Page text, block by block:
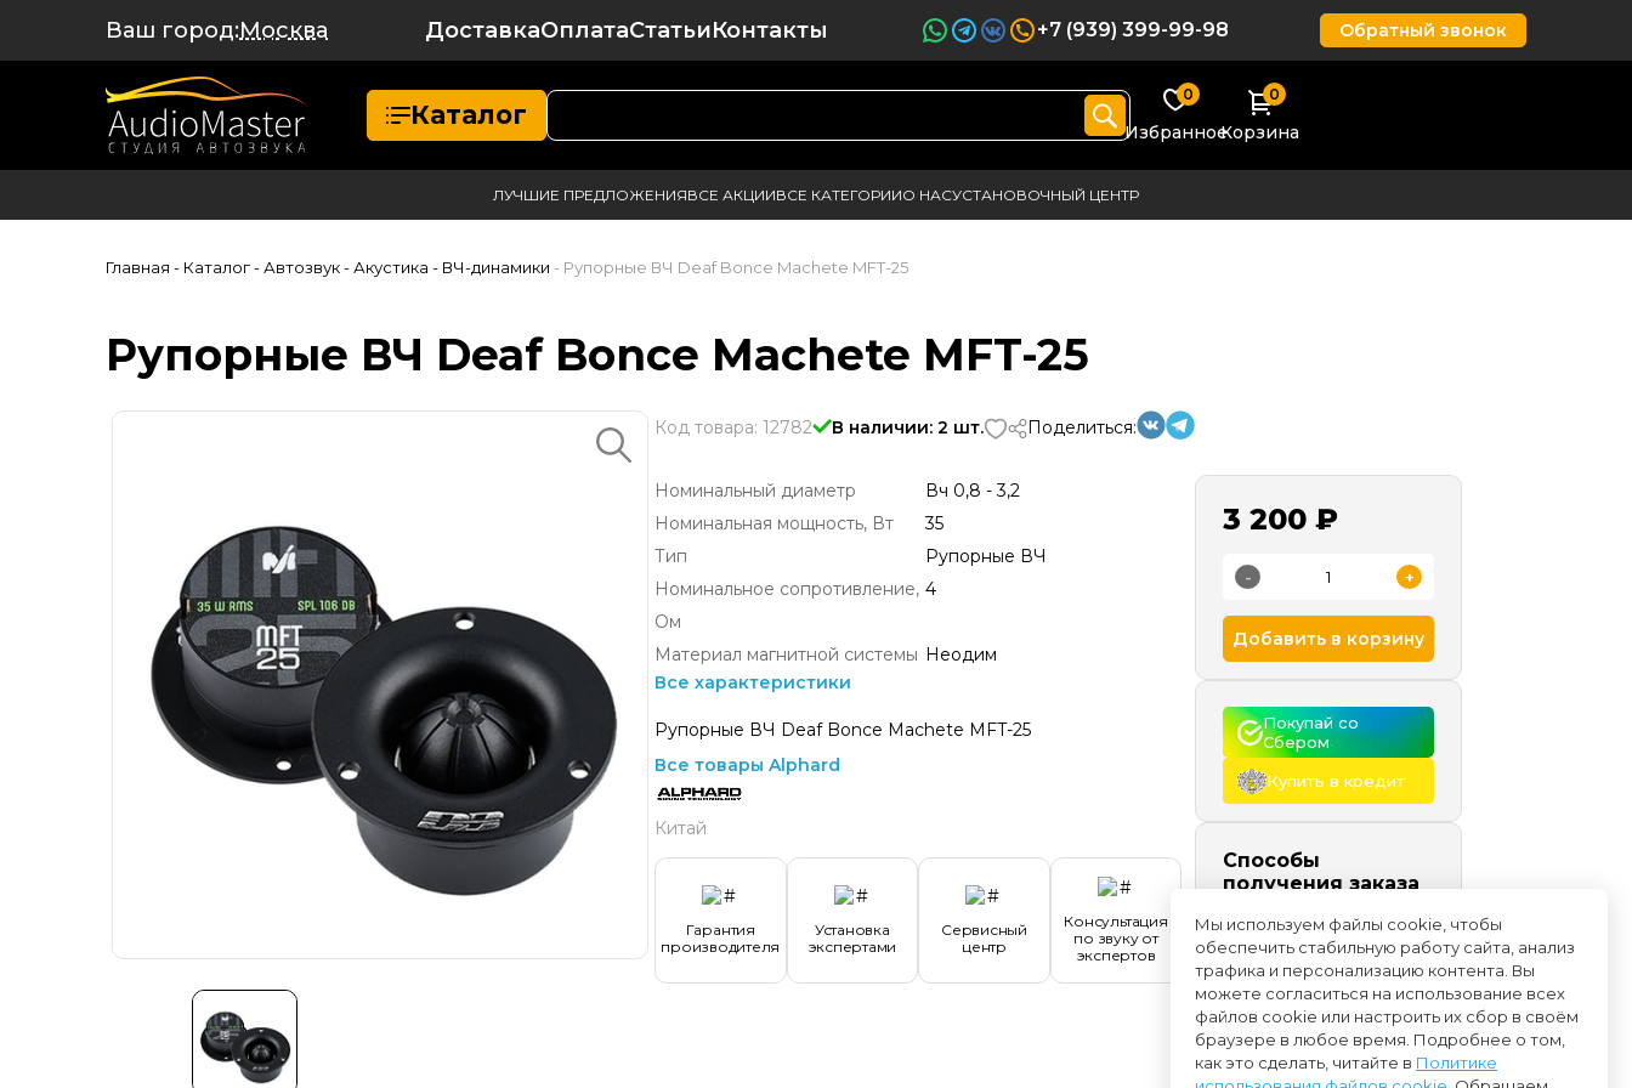
Ваш город:Москва ДоставкаОплатаСтатьиКонтакты +7 (939) 399-99-98 Обратный звонок
Каталог
0
Избранное
0
Корзина
ЛУЧШИЕ ПРЕДЛОЖЕНИЯВСЕ АКЦИИВСЕ КАТЕГОРИИО НАСУСТАНОВОЧНЫЙ ЦЕНТР
Главная - Каталог- Автозвук- Акустика - ВЧ-динамики - Рупорные ВЧ Deaf Bonce Machete MFT-25
Рупорные ВЧ Deaf Bonce Machete MFT-25
Код товара: 12782 В наличии: 2 шт. Поделиться:
Номинальный диаметр
Вч 0,8 - 3,2
Номинальная мощность, Вт
35
Тип
Рупорные ВЧ
Номинальное сопротивление,
Ом
4
Материал магнитной системы Неодим
Все характеристики
Рупорные ВЧ Deaf Bonce Machete MFT-25
Все товары Alphard
Китай
Гарантия
производителя
Установка
экспертами
Сервисный
центр
Консультация
по звуку от
экспертов
3 200 ₽
- +
Добавить в корзину
Покупай со
Сбером
Купить в кредит
Способы
получения заказа
сегодня и
позже, бесплатно
Доставканачиная с
09.08
Мы используем файлы cookie, чтобы
обеспечить стабильную работу сайта, анализ
трафика и персонализацию контента. Вы
можете согласиться на использование всех
файлов cookie или настроить их сбор в своём
браузере в любое время. Подробнее о том,
как это сделать, читайте в Политике